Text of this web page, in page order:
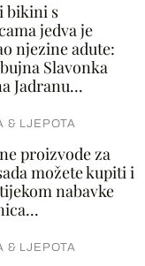
bikini s
jedva je
njezine adute:
Slavonka
Jadranu...
& LJEPOTA
proizvode za
možete kupiti i
nabavke
& LJEPOTA